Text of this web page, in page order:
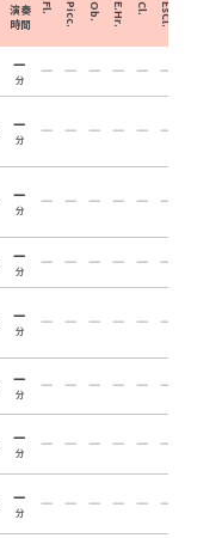
演奏
時間
Fl. Picc. Ob. E.Hr. Cl. EsCl.
分
分
分
分
分
分
分
分